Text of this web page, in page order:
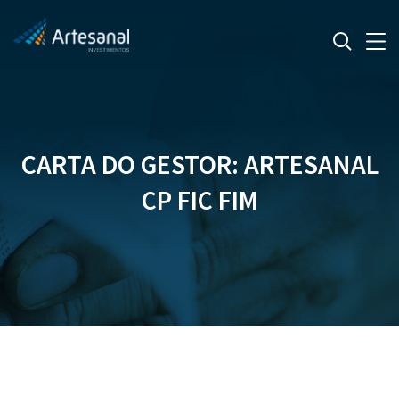
CARTA DO GESTOR: ARTESANAL
CP FIC FIM